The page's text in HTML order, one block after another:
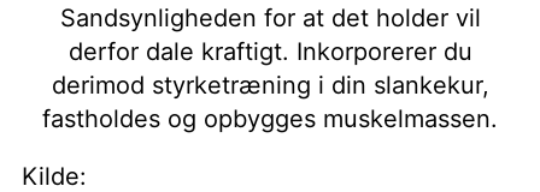
Sandsynligheden for at det holder vil
derfor dale kraftigt. Inkorporerer du
derimod styrketræning i din slankekur,
fastholdes og opbygges muskelmassen.
Kilde: